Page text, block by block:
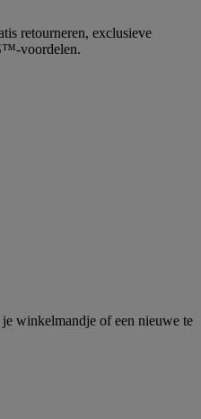
retourneren, exclusieve
voordelen.
winkelmandje of een nieuwe te